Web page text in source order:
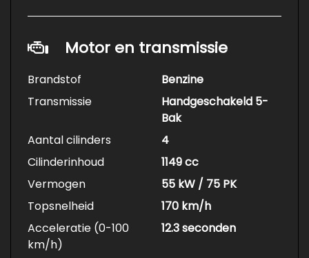
Motor en transmissie
Brandstof
Benzine
Transmissie
Handgeschakeld 5-
Bak
Aantal cilinders
4
Cilinderinhoud
1149 cc
Vermogen
55 kW / 75 PK
Topsnelheid
170 km/h
Acceleratie (0-100
km/h)
12.3 seconden